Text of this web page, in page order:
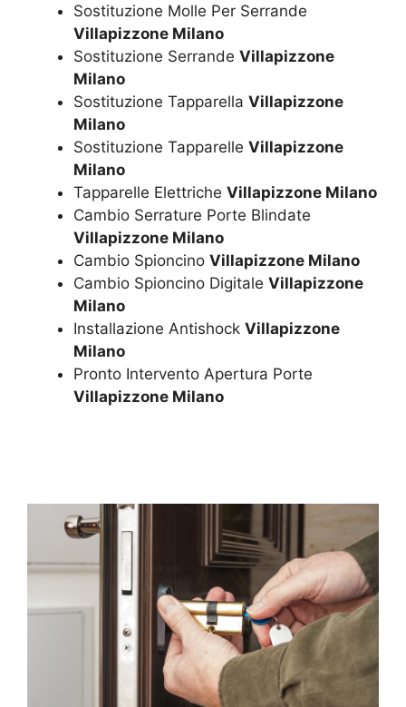
Sostituzione Molle Per Serrande
Villapizzone Milano
Sostituzione Serrande Villapizzone
Milano
Sostituzione Tapparella Villapizzone
Milano
Sostituzione Tapparelle Villapizzone
Milano
Tapparelle Elettriche Villapizzone Milano
Cambio Serrature Porte Blindate
Villapizzone Milano
Cambio Spioncino Villapizzone Milano
Cambio Spioncino Digitale Villapizzone
Milano
Installazione Antishock Villapizzone
Milano
Pronto Intervento Apertura Porte
Villapizzone Milano